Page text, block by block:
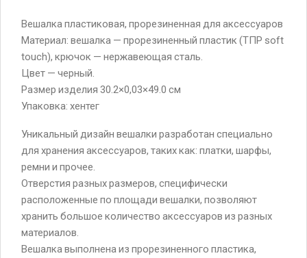
Вешалка пластиковая, прорезиненная для аксессуаров
Материал: вешалка — прорезиненный пластик (ТПР soft
touch), крючок — нержавеющая сталь.
Цвет — черный.
Размер изделия 30.2×0,03×49.0 см
Упаковка: хентег
Уникальный дизайн вешалки разработан специально
для хранения аксессуаров, таких как: платки, шарфы,
ремни и прочее.
Отверстия разных размеров, специфически
расположенные по площади вешалки, позволяют
хранить большое количество аксессуаров из разных
материалов.
Вешалка выполнена из прорезиненного пластика,